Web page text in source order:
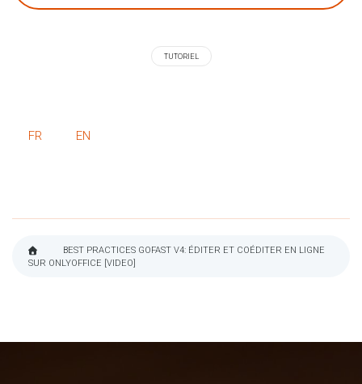
TUTORIEL
FR EN
FIL
BEST PRACTICES GOFAST V4: ÉDITER ET COÉDITER EN LIGNE
SUR ONLYOFFICE [VIDEO]